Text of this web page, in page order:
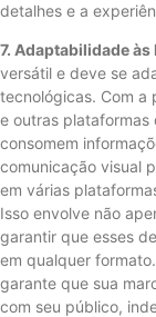
detalhes e a
7. Adaptabilidade
versátil e deve se
tecnológicas. Com a
e outras plataformas
consomem
comunicação visual
em várias
Isso envolve não
garantir que esses
em qualquer
garante que sua
com seu público,